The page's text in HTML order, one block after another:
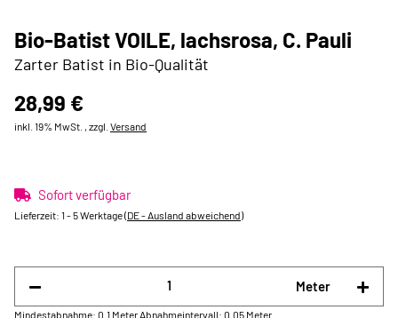
Bio-Batist VOILE, lachsrosa, C. Pauli
Zarter Batist in Bio-Qualität
28,99 €
inkl. 19% MwSt. , zzgl. Versand
Sofort verfügbar
Lieferzeit: 1 - 5 Werktage(DE - Ausland abweichend)
Meter
Mindestabnahme: 0.1 Meter Abnahmeintervall: 0.05 Meter